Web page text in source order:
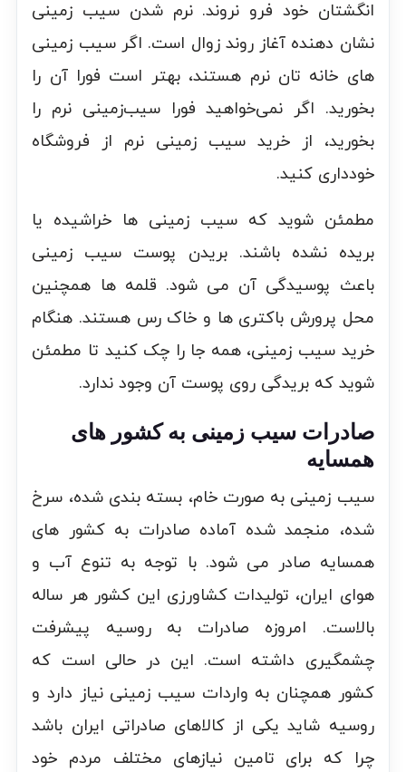
انگشتان خود فرو نروند. نرم شدن سیب زمینی
نشان دهنده آغاز روند زوال است. اگر سیب زمینی
های خانه تان نرم هستند، بهتر است فورا آن را
بخورید. اگر نمی‌خواهید فورا سیب‌زمینی نرم را
بخورید، از خرید سیب زمینی نرم از فروشگاه
خودداری کنید.
مطمئن شوید که سیب زمینی ها خراشیده یا
بریده نشده باشند. بریدن پوست سیب زمینی
باعث پوسیدگی آن می شود. قلمه ها همچنین
محل پرورش باکتری ها و خاک رس هستند. هنگام
خرید سیب زمینی، همه جا را چک کنید تا مطمئن
شوید که بریدگی روی پوست آن وجود ندارد.
صادرات سیب زمینی به کشور های
همسایه
سیب زمینی به صورت خام، بسته بندی شده، سرخ
شده، منجمد شده آماده صادرات به کشور های
همسایه صادر می شود. با توجه به تنوع آب و
هوای ایران، تولیدات کشاورزی این کشور هر ساله
بالاست. امروزه صادرات به روسیه پیشرفت
چشمگیری داشته است. این در حالی است که
کشور همچنان به واردات سیب زمینی نیاز دارد و
روسیه شاید یکی از کالاهای صادراتی ایران باشد
چرا که برای تامین نیازهای مختلف مردم خود